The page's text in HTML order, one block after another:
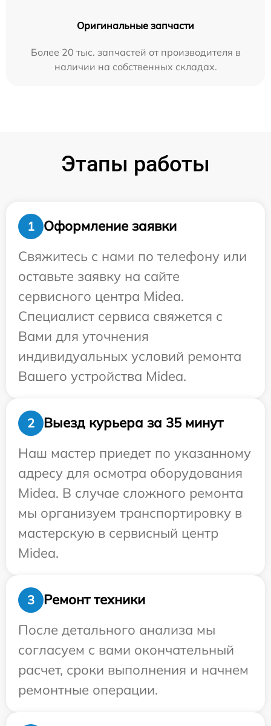
Оригинальные запчасти
Более 20 тыс. запчастей от производителя в
наличии на собственных складах.
Этапы работы
1
Оформление заявки
Свяжитесь с нами по телефону или
оставьте заявку на сайте
сервисного центра Midea.
Специалист сервиса свяжется с
Вами для уточнения
индивидуальных условий ремонта
Вашего устройства Midea.
2
Выезд курьера за 35 минут
Наш мастер приедет по указанному
адресу для осмотра оборудования
Midea. В случае сложного ремонта
мы организуем транспортировку в
мастерскую в сервисный центр
Midea.
3
Ремонт техники
После детального анализа мы
согласуем с вами окончательный
расчет, сроки выполнения и начнем
ремонтные операции.